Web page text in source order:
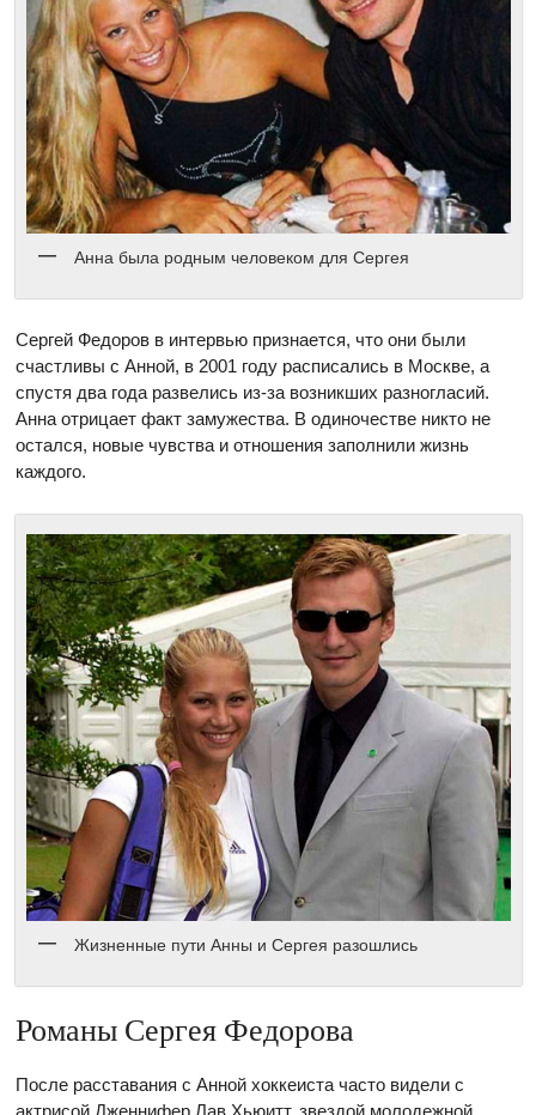
Анна была родным человеком для Сергея
Сергей Федоров в интервью признается, что они были
счастливы с Анной, в 2001 году расписались в Москве, а
спустя два года развелись из-за возникших разногласий.
Анна отрицает факт замужества. В одиночестве никто не
остался, новые чувства и отношения заполнили жизнь
каждого.
Жизненные пути Анны и Сергея разошлись
Романы Сергея Федорова
После расставания с Анной хоккеиста часто видели с